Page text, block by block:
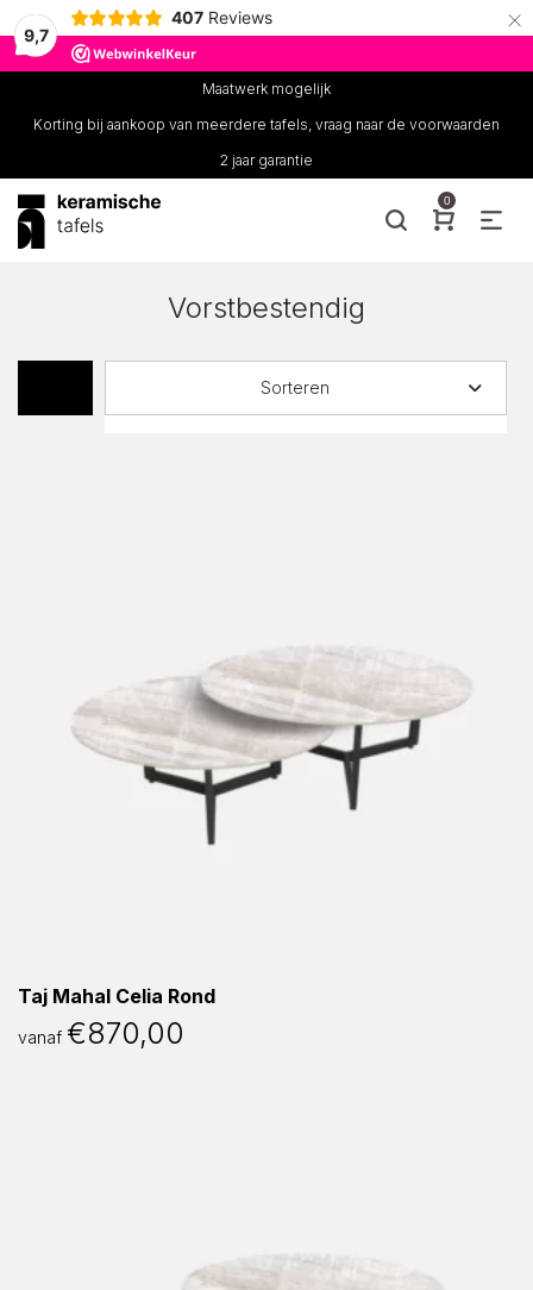
9,7
407 Reviews ×
Maatwerk mogelijk
Korting bij aankoop van meerdere tafels, vraag naar de voorwaarden
2 jaar garantie
0
Vorstbestendig
Sorteren
Taj Mahal Celia Rond
vanaf €870,00